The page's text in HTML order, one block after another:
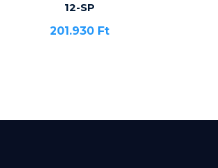
12-SP
201.930 Ft